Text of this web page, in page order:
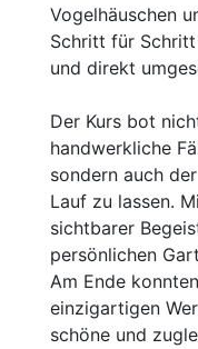
Vogelhäuschen
Schritt für
und direkt
Der Kurs bot
handwerkliche
sondern auch
Lauf zu lassen.
sichtbarer
persönlichen
Am Ende
einzigartigen
schöne und